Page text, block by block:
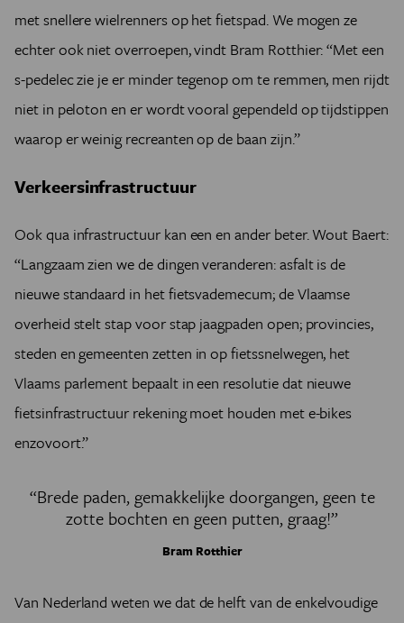
met snellere wielrenners op het fietspad. We mogen ze
echter ook niet overroepen, vindt Bram Rotthier: “Met een
s-pedelec zie je er minder tegenop om te remmen, men rijdt
niet in peloton en er wordt vooral gependeld op tijdstippen
waarop er weinig recreanten op de baan zijn.”
Verkeersinfrastructuur
Ook qua infrastructuur kan een en ander beter. Wout Baert:
“Langzaam zien we de dingen veranderen: asfalt is de
nieuwe standaard in het fietsvademecum; de Vlaamse
overheid stelt stap voor stap jaagpaden open; provincies,
steden en gemeenten zetten in op fietssnelwegen, het
Vlaams parlement bepaalt in een resolutie dat nieuwe
fietsinfrastructuur rekening moet houden met e-bikes
enzovoort.”
“Brede paden, gemakkelijke doorgangen, geen te
zotte bochten en geen putten, graag!”
Bram Rotthier
Van Nederland weten we dat de helft van de enkelvoudige